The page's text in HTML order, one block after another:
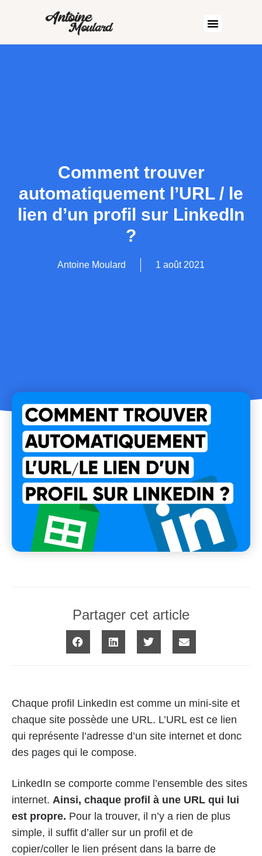
Comment trouver
automatiquement l’URL / le
lien d’un profil sur LinkedIn
?
Antoine Moulard 1 août 2021
Partager cet article
Chaque profil LinkedIn est comme un mini-site et
chaque site possède une URL. L’URL est ce lien
qui représente l’adresse d’un site internet et donc
des pages qui le compose.
LinkedIn se comporte comme l’ensemble des sites
internet. Ainsi, chaque profil à une URL qui lui
est propre. Pour la trouver, il n’y a rien de plus
simple, il suffit d’aller sur un profil et de
copier/coller le lien présent dans la barre de